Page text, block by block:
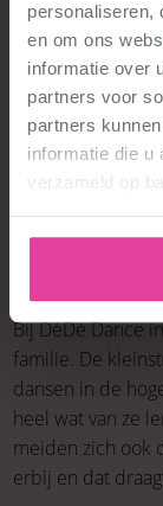
personaliseren,
en om ons
informatie over
partners voor
partners
informatie die u
verzameld op
Optredens in
Het allerleukste
geven we met
verschillende
en op de
optreden
Beleef het
Bij DéDé Dance
familie. De
dansen in de
heel wat van ze
meiden zich ook
erbij en dat